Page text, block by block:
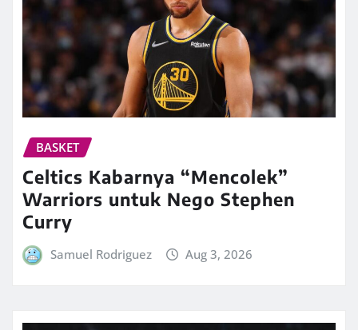
BASKET
Celtics Kabarnya “Mencolek”
Warriors untuk Nego Stephen
Curry
Samuel Rodriguez Aug 3, 2026